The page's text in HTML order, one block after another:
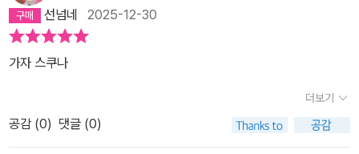
선넘네 2025-12-30
가자 스쿠나
더보기
공감 (0) 댓글 (0)